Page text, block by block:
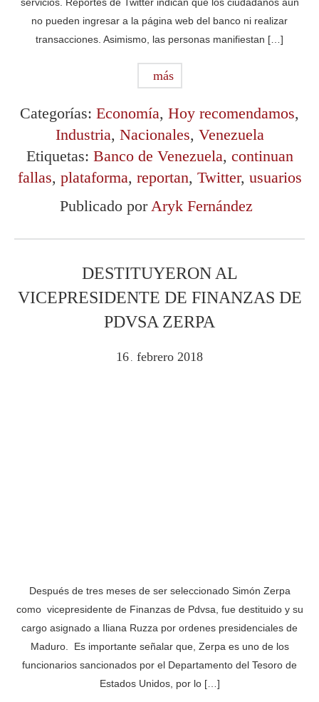
no pueden ingresar a la página web del banco ni realizar
transacciones. Asimismo, las personas manifiestan […]
más
Categorías: Economía, Hoy recomendamos,
Industria, Nacionales, Venezuela
Etiquetas: Banco de Venezuela, continuan
fallas, plataforma, reportan, Twitter, usuarios
Publicado por Aryk Fernández
DESTITUYERON AL
VICEPRESIDENTE DE FINANZAS DE
PDVSA ZERPA
16 febrero 2018
Después de tres meses de ser seleccionado Simón Zerpa
como vicepresidente de Finanzas de Pdvsa, fue destituido y su
cargo asignado a Iliana Ruzza por ordenes presidenciales de
Maduro. Es importante señalar que, Zerpa es uno de los
funcionarios sancionados por el Departamento del Tesoro de
Estados Unidos, por lo […]